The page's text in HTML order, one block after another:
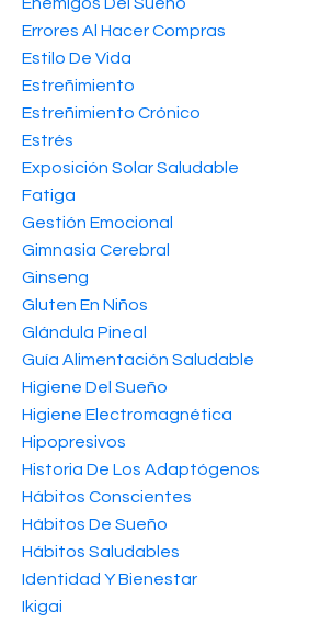
Errores Al Hacer Compras
Estilo De Vida
Estreñimiento
Estreñimiento Crónico
Estrés
Exposición Solar Saludable
Fatiga
Gestión Emocional
Gimnasia Cerebral
Ginseng
Gluten En Niños
Glándula Pineal
Guía Alimentación Saludable
Higiene Del Sueño
Higiene Electromagnética
Hipopresivos
Historia De Los Adaptógenos
Hábitos Conscientes
Hábitos De Sueño
Hábitos Saludables
Identidad Y Bienestar
Ikigai